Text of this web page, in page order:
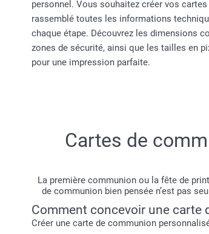
personnel. Vous souhaitez créer vos
rassemblé toutes les informations
chaque étape. Découvrez les dimensions
zones de sécurité, ainsi que les tailles en
pour une impression parfaite.
Cartes de
La première communion ou la fête de
de communion bien pensée n’est pas
Comment concevoir une carte
Créer une carte de communion